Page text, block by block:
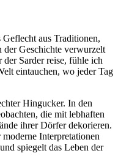
aus Traditionen,
der Geschichte verwurzelt
Sarder reise, fühle ich
⁤eintauchen, wo jeder Tag
Hingucker. In den‌
die mit lebhaften
⁢ihrer Dörfer dekorieren.
Interpretationen
spiegelt ⁣das Leben der